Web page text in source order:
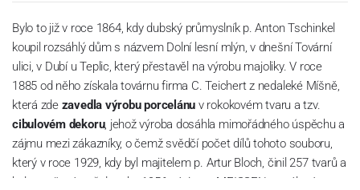
Bylo to již v roce 1864, kdy dubský průmyslník p. Anton Tschinkel
koupil rozsáhlý dům s názvem Dolní lesní mlýn, v dnešní Tovární
ulici, v Dubí u Teplic, který přestavěl na výrobu majoliky. V roce
1885 od něho získala továrnu firma C. Teichert z nedaleké Míšně,
která zde zavedla výrobu porcelánu v rokokovém tvaru a tzv.
cibulovém dekoru, jehož výroba dosáhla mimořádného úspěchu a
zájmu mezi zákazníky, o čemž svědčí počet dílů tohoto souboru,
který v roce 1929, kdy byl majitelem p. Artur Bloch, činil 257 tvarů a
byl označován až do roku 1956 nápisem MEISSEN v oválovém